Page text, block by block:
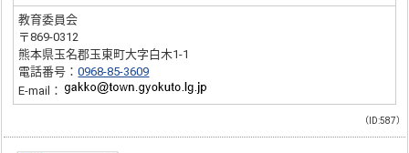
教育委員会
〒869-0312
熊本県玉名郡玉東町大字白木1-1
電話番号：0968-85-3609
E-mail：
（ID:587）